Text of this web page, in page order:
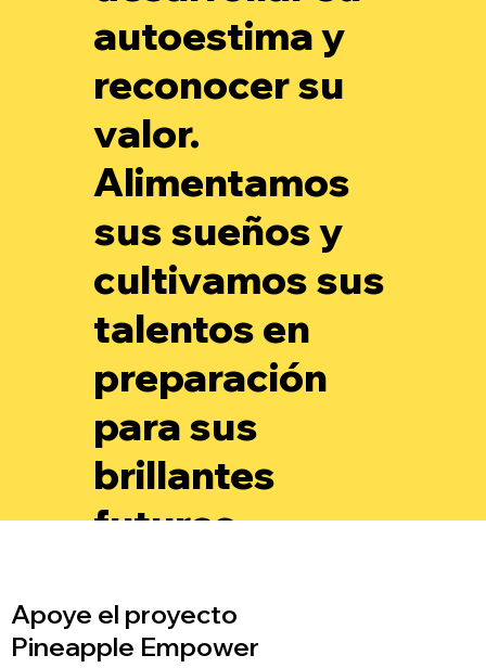
autoestima y
reconocer su
valor.
Alimentamos
sus sueños y
cultivamos sus
talentos en
preparación
para sus
brillantes
futuros.
Apoye el proyecto
Pineapple Empower